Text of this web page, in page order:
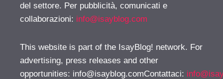
del settore. Per pubblicità, comunicati e
collaborazioni: info@isayblog.com
This website is part of the IsayBlog! network. For
advertising, press releases and other
opportunities: info@isayblog.comContattaci: